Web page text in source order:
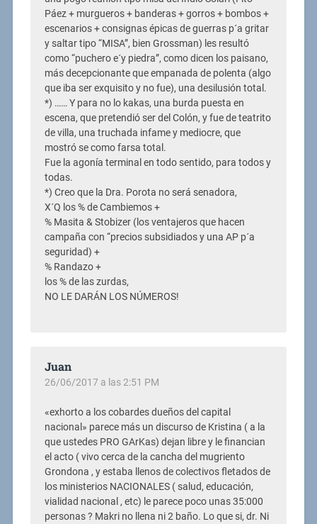
Páez + murgueros + banderas + gorros + bombos +
escenarios + consignas épicas de guerras p´a gritar
y saltar tipo “MISA”, bien Grossman) les resultó
como “puchero e´y piedra”, como dicen los paisano,
más decepcionante que empanada de polenta (algo
que iba ser exquisito y no fue), una desilusión total.
*) …… Y para no lo kakas, una burda puesta en
escena, que pretendió ser del Colón, y fue de teatrito
de villa, una truchada infame y mediocre, que
mostró se como farsa total.
Fue la agonía terminal en todo sentido, para todos y
todas.
*) Creo que la Dra. Porota no será senadora,
X´Q los % de Cambiemos +
% Masita & Stobizer (los ventajeros que hacen
campaña con “precios subsidiados y una AP p´a
seguridad) +
% Randazo +
los % de las zurdas,
NO LE DARÁN LOS NÚMEROS!
Juan
26/06/2017 a las 2:51 PM
«exhorto a los cobardes dueños del capital
nacional» parece más un discurso de Kristina ( a la
que ustedes PRO GArKas) dejan libre y le financian
el acto ( vivo cerca de la cancha del mugriento
Grondona , y estaba llenos de colectivos fletados de
los ministerios NACIONALES ( salud, educación,
vialidad nacional , etc) le parece poco unas 35:000
personas ? Makri no llena ni 2 baño. Lo que si, dr. Ni